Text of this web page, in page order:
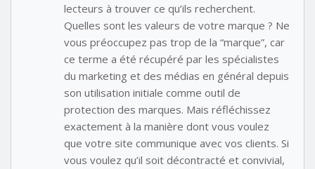
lecteurs à trouver ce qu’ils recherchent.
Quelles sont les valeurs de votre marque ? Ne
vous préoccupez pas trop de la “marque”, car
ce terme a été récupéré par les spécialistes
du marketing et des médias en général depuis
son utilisation initiale comme outil de
protection des marques. Mais réfléchissez
exactement à la manière dont vous voulez
que votre site communique avec vos clients. Si
vous voulez qu’il soit décontracté et convivial,